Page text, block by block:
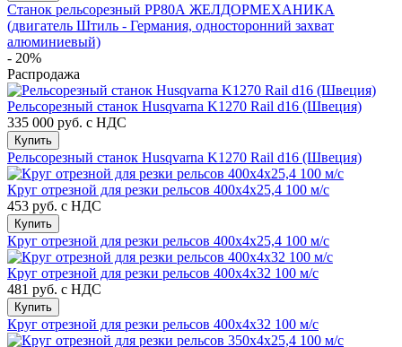
Станок рельсорезный РР80А ЖЕЛДОРМЕХАНИКА
(двигатель Штиль - Германия, односторонний захват
алюминиевый)
- 20%
Распродажа
Рельсорезный станок Husqvarna K1270 Rail d16 (Швеция)
335 000 руб. с НДС
Купить
Рельсорезный станок Husqvarna K1270 Rail d16 (Швеция)
Круг отрезной для резки рельсов 400х4х25,4 100 м/с
453 руб. с НДС
Купить
Круг отрезной для резки рельсов 400х4х25,4 100 м/с
Круг отрезной для резки рельсов 400х4х32 100 м/с
481 руб. с НДС
Купить
Круг отрезной для резки рельсов 400х4х32 100 м/с